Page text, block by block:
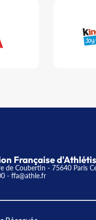
Française
de Coubertin - 75640 Paris
- ffa@athle.fr